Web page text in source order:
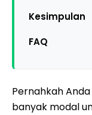
Kesimpulan
FAQ
Pernahkah
banyak modal